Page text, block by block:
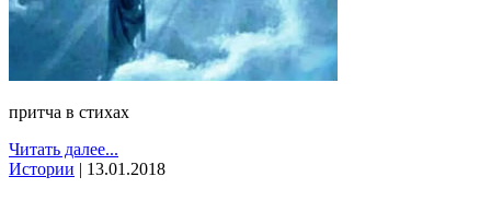
притча в стихах
Читать далее...
Истории | 13.01.2018